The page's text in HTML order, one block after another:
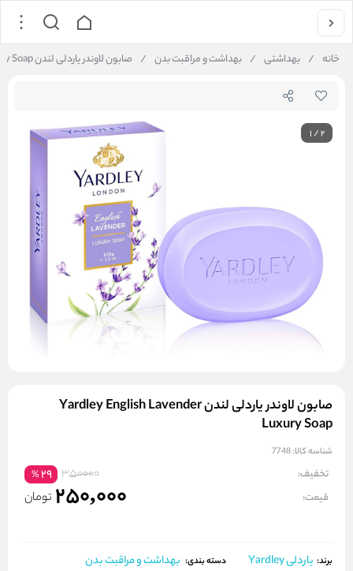
خانه / بهداشتی / بهداشت و مراقبت بدن / صابون لاوندر یاردلی لندن Yardley English Lavender Luxury Soap
1/2
صابون لاوندر یاردلی لندن Yardley English Lavender
Luxury Soap
شناسه کالا:7748
تخفیف: 350000
29
%
قیمت: 250,000 تومان
برند: یاردلی Yardley دسته بندی: بهداشت و مراقبت بدن